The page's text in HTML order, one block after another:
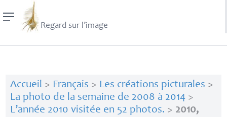
Regard sur l’image
Accueil > Français > Les créations picturales >
La photo de la semaine de 2008 à 2014>
L’année 2010 visitée en 52 photos. > 2010,